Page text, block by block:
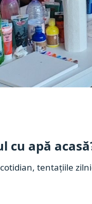
cu apă
tentațiile